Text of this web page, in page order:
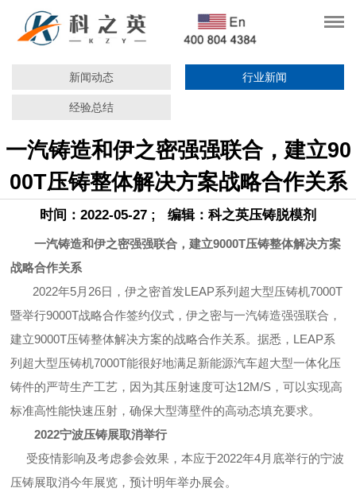
新闻动态 行业新闻
经验总结
一汽铸造和伊之密强强联合，建立90
00T压铸整体解决方案战略合作关系
时间：2022-05-27 ; 编辑：科之英压铸脱模剂
一汽铸造和伊之密强强联合，建立9000T压铸整体解决方案
战略合作关系
2022年5月26日，伊之密首发LEAP系列超大型压铸机7000T
暨举行9000T战略合作签约仪式，伊之密与一汽铸造强强联合，
建立9000T压铸整体解决方案的战略合作关系。据悉，LEAP系
列超大型压铸机7000T能很好地满足新能源汽车超大型一体化压
铸件的严苛生产工艺，因为其压射速度可达12M/S，可以实现高
标准高性能快速压射，确保大型薄壁件的高动态填充要求。
2022宁波压铸展取消举行
受疫情影响及考虑参会效果，本应于2022年4月底举行的宁波
压铸展取消今年展览，预计明年举办展会。